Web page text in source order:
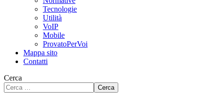
Tecnologie
Utilità
VoIP
Mobile
ProvatoPerVoi
Mappa sito
Contatti
Cerca
Cerca